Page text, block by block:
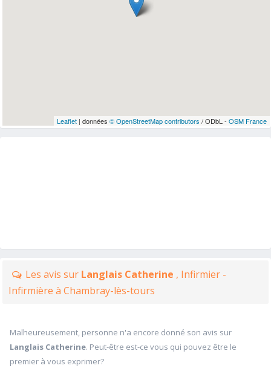
Leaflet| données © OpenStreetMap contributors / ODbL - OSM France
Les avis sur Langlais Catherine , Infirmier -
Infirmière à Chambray-lès-tours
Malheureusement, personne n'a encore donné son avis sur
Langlais Catherine. Peut-être est-ce vous qui pouvez être le
premier à vous exprimer?